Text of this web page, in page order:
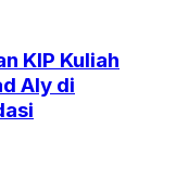
KIP Kuliah
Aly di